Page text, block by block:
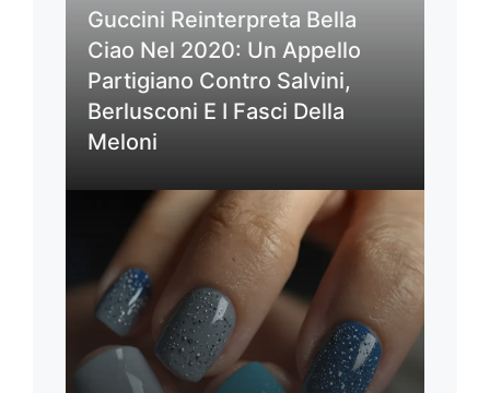
Guccini Reinterpreta Bella
Ciao Nel 2020: Un Appello
Partigiano Contro Salvini,
Berlusconi E I Fasci Della
Meloni